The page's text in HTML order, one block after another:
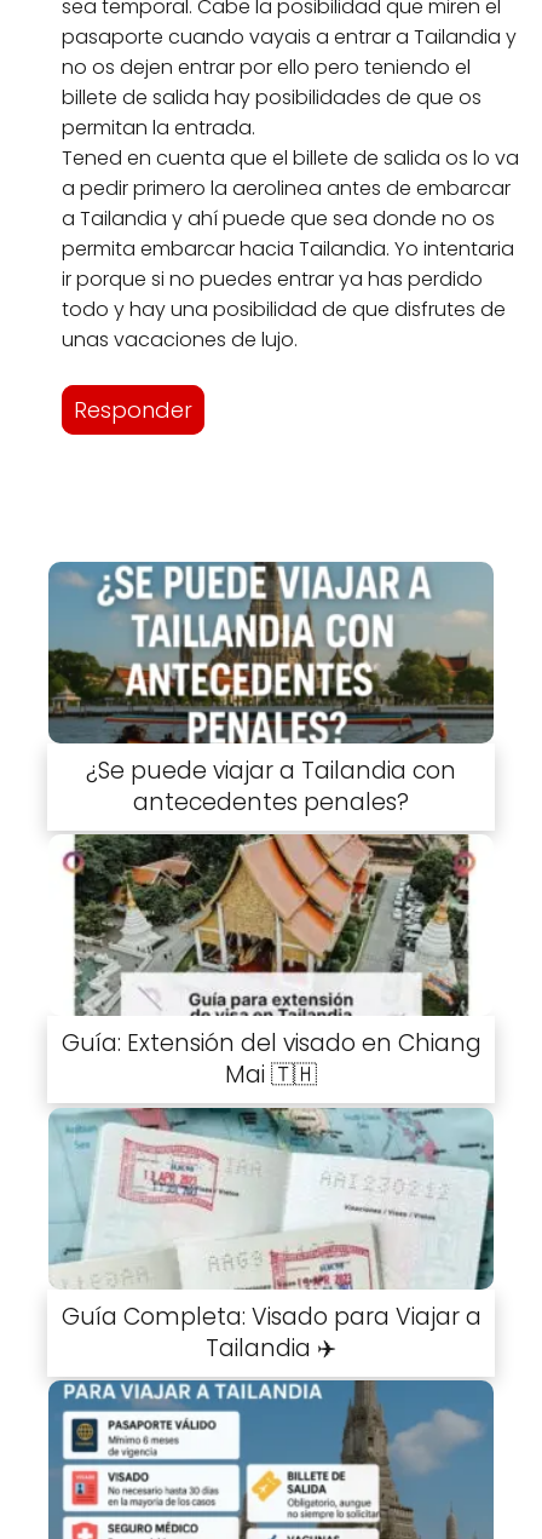
sea temporal. Cabe la posibilidad que miren el
pasaporte cuando vayais a entrar a Tailandia y
no os dejen entrar por ello pero teniendo el
billete de salida hay posibilidades de que os
permitan la entrada.
Tened en cuenta que el billete de salida os lo va
a pedir primero la aerolinea antes de embarcar
a Tailandia y ahí puede que sea donde no os
permita embarcar hacia Tailandia. Yo intentaria
ir porque si no puedes entrar ya has perdido
todo y hay una posibilidad de que disfrutes de
unas vacaciones de lujo.
Responder
¿Se puede viajar a Tailandia con
antecedentes penales?
Guía: Extensión del visado en Chiang
Mai 🇹🇭
Guía Completa: Visado para Viajar a
Tailandia ✈️